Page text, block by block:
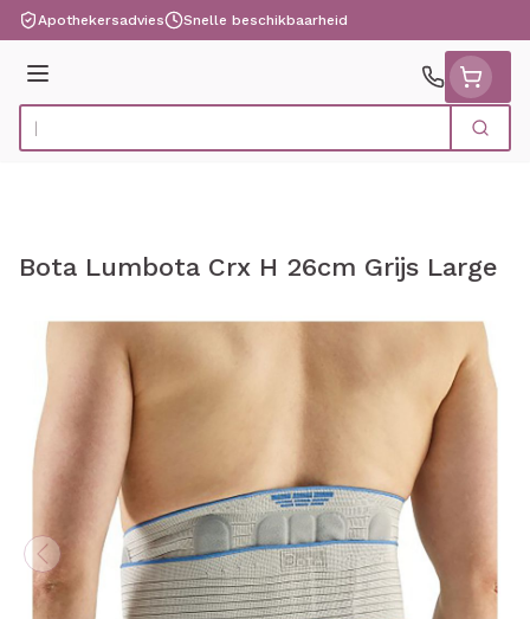
Ga naar de inhoud
Apothekersadvies Snelle beschikbaarheid
Menu
Product, merk, categorie... Zoek
Bota Lumbota Crx H 26cm Grijs Large